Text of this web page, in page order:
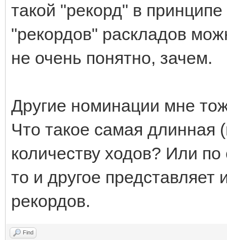
такой "рекорд" в
"рекордов" раскладов
не очень понятно, зачем.
Другие номинации мне
Что такое самая длинная
количеству ходов? Или
то и другое представляет
рекордов.
Find